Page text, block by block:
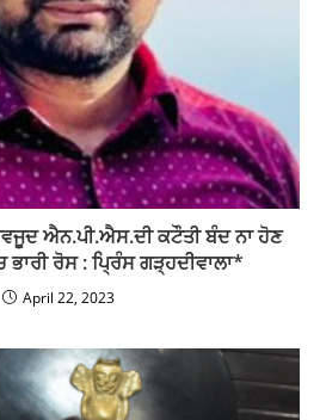
ਐਨ.ਪੀ.ਐਸ.ਦੀ ਕਟੌਤੀ ਬੰਦ ਨਾ ਹੋਣ
ਭਾਰੀ ਰੋਸ : ਪ੍ਰਿੰਸ ਗੜ੍ਹਦੀਵਾਲਾ*
April 22, 2023